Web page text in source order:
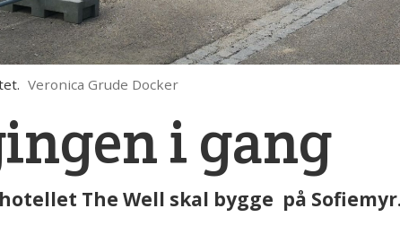
Veronica Grude Docker
i gang
The Well skal bygge på